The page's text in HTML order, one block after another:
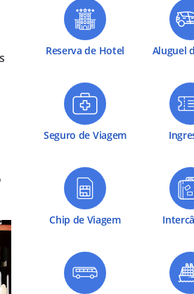
Reserva de Hotel Aluguel
Seguro de Viagem
Chip de Viagem